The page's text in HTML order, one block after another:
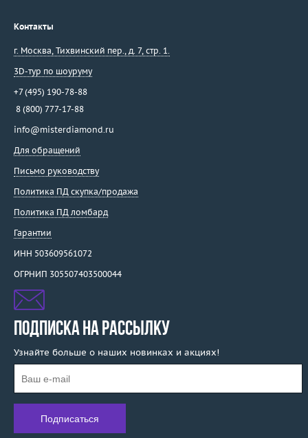
Контакты
г. Москва, Тихвинский пер., д. 7, стр. 1.
3D-тур по шоуруму
+7 (495) 190-78-88
8 (800) 777-17-88
info@misterdiamond.ru
Для обращений
Письмо руководству
Политика ПД скупка/продажа
Политика ПД ломбард
Гарантии
ИНН 503609561072
ОГРНИП 305507403500044
ПОДПИСКА НА РАССЫЛКУ
Узнайте больше о наших новинках и акциях!